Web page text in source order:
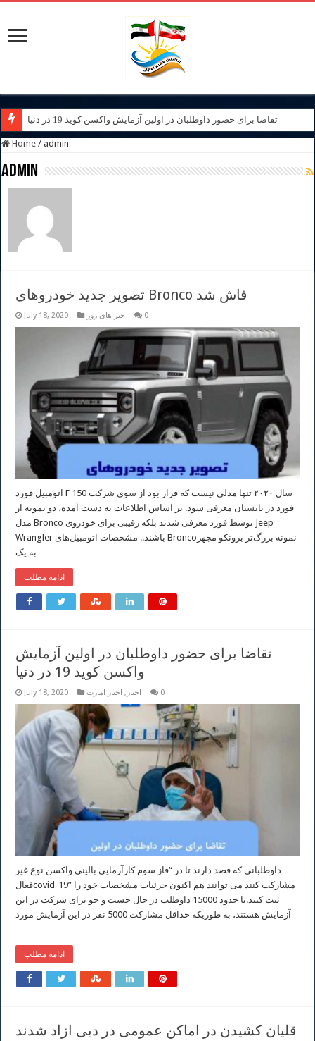
تقاضا برای حضور داوطلبان در اولین آزمایش واکسن کوید 19 در دنیا
Home / admin
admin
تصویر جدید خودروهای Bronco فاش شد
July 18, 2020 خبر های روز 0
اتومبیل فورد F 150 سال ۲۰۲۰ تنها مدلی نیست که قرار بود از سوی شرکت
فورد در تابستان معرفی شود. بر اساس اطلاعات به دست آمده، دو نمونه از
مدل Bronco توسط فورد معرفی شدند بلکه رقیبی برای خودروی Jeep
Wrangler باشند.. مشخصات اتومبیل‌های Broncoنمونه بزرگ‌تر برونکو مجهز
ادامه مطلب
تقاضا برای حضور داوطلبان در اولین آزمایش
واکسن کوید 19 در دنیا
July 18, 2020 اخبار , اخبار امارت 0
داوطلبانی که قصد دارند تا در “فاز سوم کارآزمایی بالینی واکسن نوع غیر
فعالcovid_19” مشارکت کنند می توانند هم اکنون جزئیات مشخصات خود را
ثبت کنند.تا حدود 15000 داوطلب در حال جست و جو برای شرکت در این
آزمایش هستند، به طوریکه حداقل مشارکت 5000 نفر در این آزمایش مورد
ادامه مطلب
قلیان کشیدن در اماکن عمومی در دبی ازاد شدند